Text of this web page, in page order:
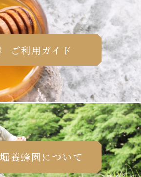
ご利用ガイド
堀養蜂園について